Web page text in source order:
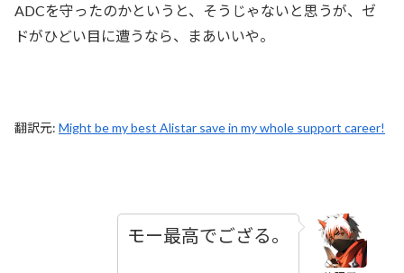
ADCを守ったのかというと、そうじゃないと思うが、ゼ
ドがひどい目に遭うなら、まあいいや。
翻訳元: Might be my best Alistar save in my whole support career!
モー最高でござる。